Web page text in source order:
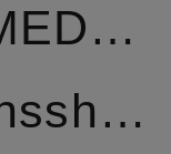
ARMEDANGELS